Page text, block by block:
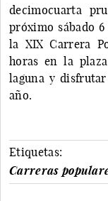
decimocuarta
próximo sábado
la XIX Carrera
horas en la
laguna y
año.
Etiquetas:
Carreras